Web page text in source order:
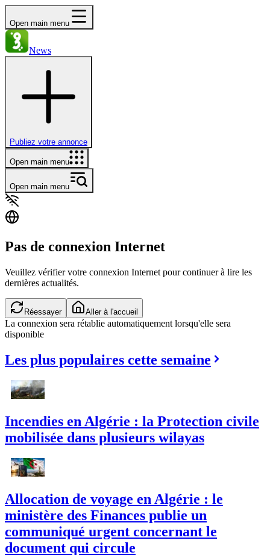
Open main menu
News
Publiez votre annonce
Open main menu
Open main menu
Pas de connexion Internet
Veuillez vérifier votre connexion Internet pour continuer à lire les
dernières actualités.
Réessayer Aller à l'accueil
La connexion sera rétablie automatiquement lorsqu'elle sera
disponible
Les plus populaires cette semaine
Incendies en Algérie : la Protection civile
mobilisée dans plusieurs wilayas
Allocation de voyage en Algérie : le
ministère des Finances publie un
communiqué urgent concernant le
document qui circule